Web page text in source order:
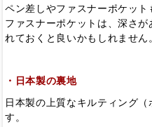
ペン差しやファスナーポケット
ファスナーポケットは、深さ
れておくと良いかもしれません
・日本製の裏地
日本製の上質なキルティング
す。